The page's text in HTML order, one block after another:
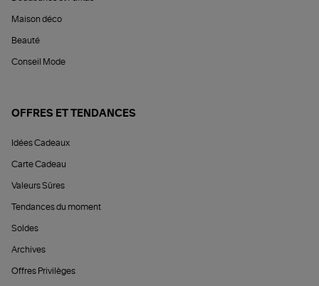
Maison déco
Beauté
Conseil Mode
OFFRES ET TENDANCES
Idées Cadeaux
Carte Cadeau
Valeurs Sûres
Tendances du moment
Soldes
Archives
Offres Privilèges